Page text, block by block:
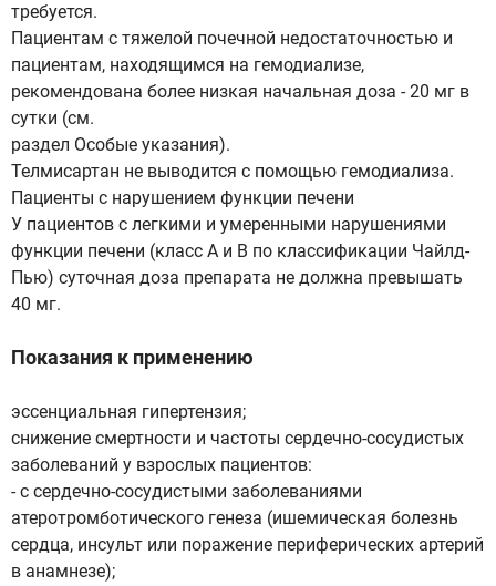
требуется.
Пациентам с тяжелой почечной недостаточностью и
пациентам, находящимся на гемодиализе,
рекомендована более низкая начальная доза - 20 мг в
сутки (см.
раздел Особые указания).
Телмисартан не выводится с помощью гемодиализа.
Пациенты с нарушением функции печени
У пациентов с легкими и умеренными нарушениями
функции печени (класс А и В по классификации Чайлд-
Пью) суточная доза препарата не должна превышать
40 мг.
Показания к применению
эссенциальная гипертензия;
снижение смертности и частоты сердечно-сосудистых
заболеваний у взрослых пациентов:
- с сердечно-сосудистыми заболеваниями
атеротромботического генеза (ишемическая болезнь
сердца, инсульт или поражение периферических артерий
в анамнезе);